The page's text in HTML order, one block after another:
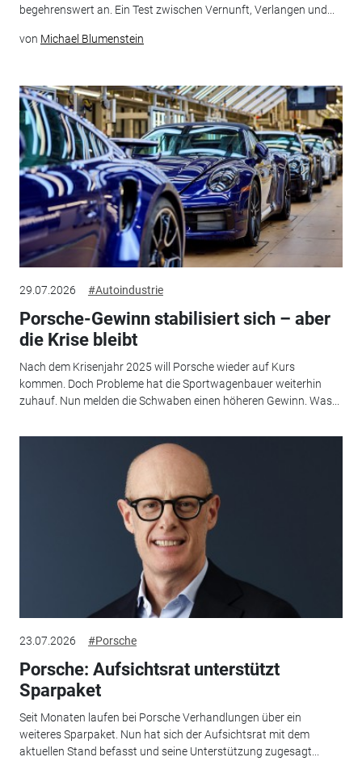
begehrenswert an. Ein Test zwischen Vernunft, Verlangen und...
von Michael Blumenstein
29.07.2026 #Autoindustrie
Porsche-Gewinn stabilisiert sich – aber
die Krise bleibt
Nach dem Krisenjahr 2025 will Porsche wieder auf Kurs
kommen. Doch Probleme hat die Sportwagenbauer weiterhin
zuhauf. Nun melden die Schwaben einen höheren Gewinn. Was...
23.07.2026 #Porsche
Porsche: Aufsichtsrat unterstützt
Sparpaket
Seit Monaten laufen bei Porsche Verhandlungen über ein
weiteres Sparpaket. Nun hat sich der Aufsichtsrat mit dem
aktuellen Stand befasst und seine Unterstützung zugesagt...